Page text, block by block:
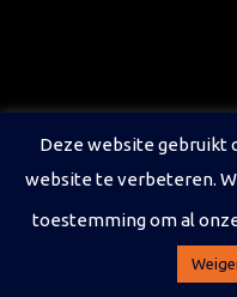
Deze website gebruikt
website te verbeteren.
toestemming om al